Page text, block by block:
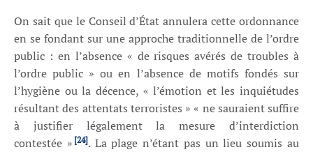
On sait que le Conseil d’État annulera cette ordonnance
en se fondant sur une approche traditionnelle de l’ordre
public : en l’absence « de risques avérés de troubles à
l’ordre public » ou en l’absence de motifs fondés sur
l’hygiène ou la décence, « l’émotion et les inquiétudes
résultant des attentats terroristes » « ne sauraient suffire
à justifier légalement la mesure d’interdiction
contestée » [24]. La plage n’étant pas un lieu soumis au